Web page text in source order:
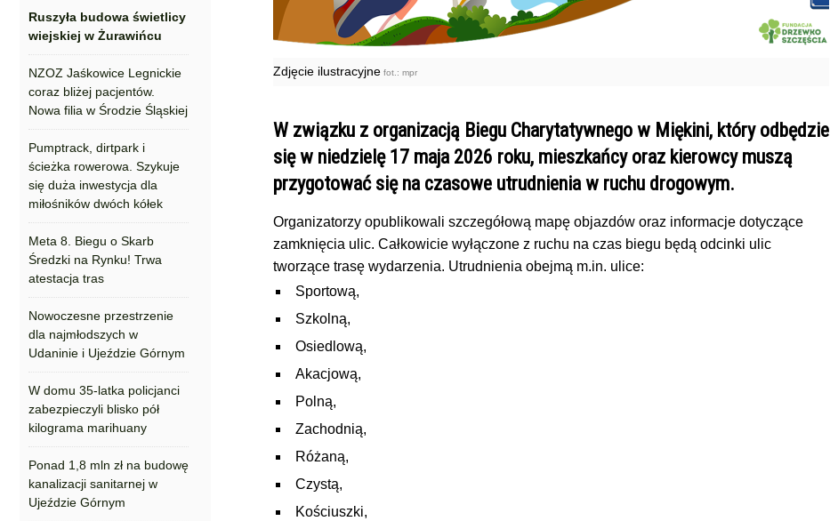
Ruszyła budowa świetlicy
wiejskiej w Żurawińcu
NZOZ Jaśkowice Legnickie
coraz bliżej pacjentów.
Nowa filia w Środzie Śląskiej
Pumptrack, dirtpark i
ścieżka rowerowa. Szykuje
się duża inwestycja dla
miłośników dwóch kółek
Meta 8. Biegu o Skarb
Średzki na Rynku! Trwa
atestacja tras
Nowoczesne przestrzenie
dla najmłodszych w
Udaninie i Ujeździe Górnym
W domu 35-latka policjanci
zabezpieczyli blisko pół
kilograma marihuany
Ponad 1,8 mln zł na budowę
kanalizacji sanitarnej w
Ujeździe Górnym
Zdjęcie ilustracyjne fot.: mpr
W związku z organizacją Biegu Charytatywnego w Miękini, który odbędzie
się w niedzielę 17 maja 2026 roku, mieszkańcy oraz kierowcy muszą
przygotować się na czasowe utrudnienia w ruchu drogowym.
Organizatorzy opublikowali szczegółową mapę objazdów oraz informacje dotyczące
zamknięcia ulic. Całkowicie wyłączone z ruchu na czas biegu będą odcinki ulic
tworzące trasę wydarzenia. Utrudnienia obejmą m.in. ulice:
Sportową,
Szkolną,
Osiedlową,
Akacjową,
Polną,
Zachodnią,
Różaną,
Czystą,
Kościuszki,